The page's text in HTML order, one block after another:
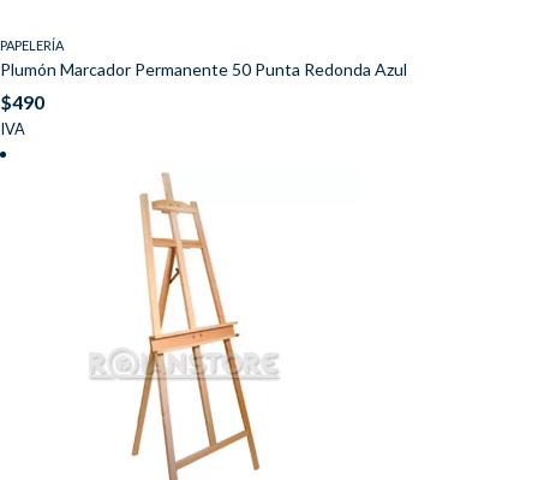
PAPELERÍA
Plumón Marcador Permanente 50 Punta Redonda Azul
$490
IVA